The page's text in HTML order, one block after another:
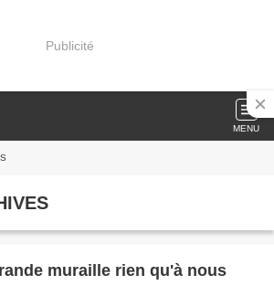
Publicité
MENU
muraille rien qu'à nous